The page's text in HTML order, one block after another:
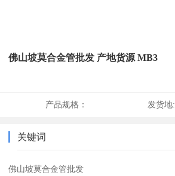
佛山坡莫合金管批发 产地货源 MB3
产品规格： 发货地:
关键词
佛山坡莫合金管批发